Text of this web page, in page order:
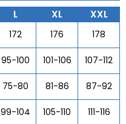
L XL XXL
172 176
178
95-100 101-106
107-112
75-80 81-86
87-92
99-104 105-110 111-116